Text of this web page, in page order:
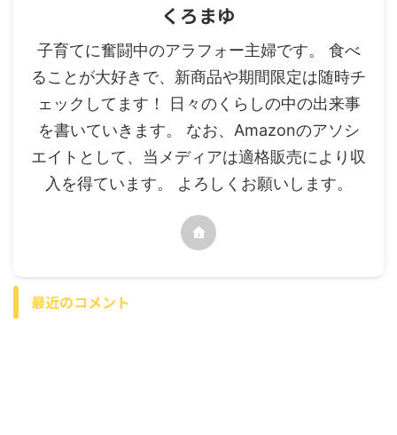
くろまゆ
子育てに奮闘中のアラフォー主婦です。 食べ
ることが大好きで、新商品や期間限定は随時チ
ェックしてます！ 日々のくらしの中の出来事
を書いていきます。 なお、Amazonのアソシ
エイトとして、当メディアは適格販売により収
入を得ています。 よろしくお願いします。
最近のコメント